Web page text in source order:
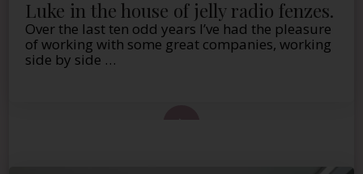
Luke in the house of jelly radio fenzes.
Over the last ten odd years I’ve had the pleasure
of working with some great companies, working
side by side …